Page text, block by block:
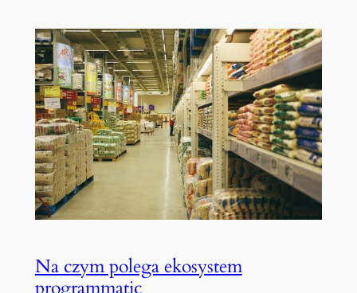
Na czym polega ekosystem
programmatic